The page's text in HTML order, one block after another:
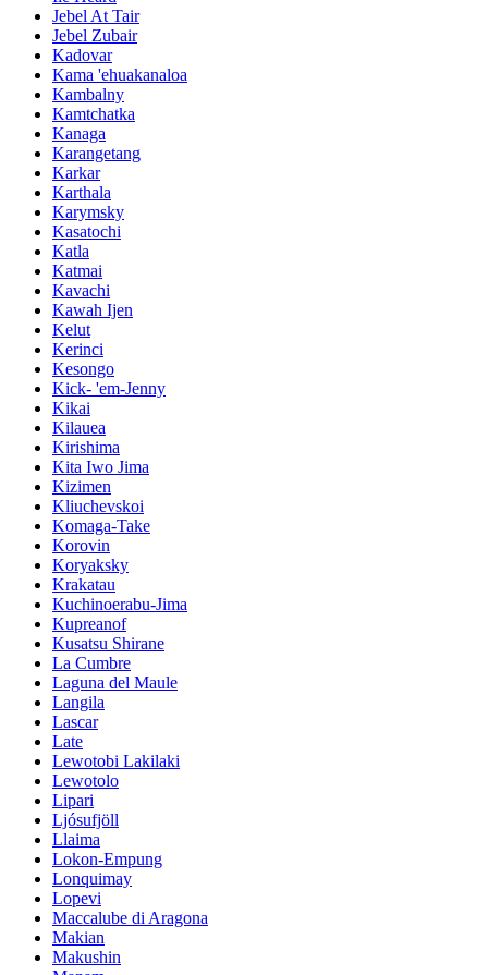
Jebel At Tair
Jebel Zubair
Kadovar
Kama 'ehuakanaloa
Kambalny
Kamtchatka
Kanaga
Karangetang
Karkar
Karthala
Karymsky
Kasatochi
Katla
Katmai
Kavachi
Kawah Ijen
Kelut
Kerinci
Kesongo
Kick- 'em-Jenny
Kikai
Kilauea
Kirishima
Kita Iwo Jima
Kizimen
Kliuchevskoi
Komaga-Take
Korovin
Koryaksky
Krakatau
Kuchinoerabu-Jima
Kupreanof
Kusatsu Shirane
La Cumbre
Laguna del Maule
Langila
Lascar
Late
Lewotobi Lakilaki
Lewotolo
Lipari
Ljósufjöll
Llaima
Lokon-Empung
Lonquimay
Lopevi
Maccalube di Aragona
Makian
Makushin